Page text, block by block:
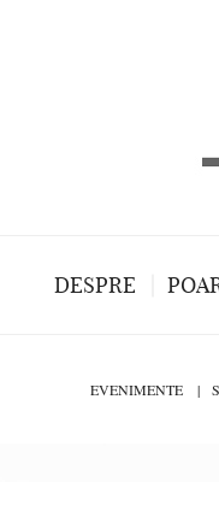
DESPRE
EVENIMENTE